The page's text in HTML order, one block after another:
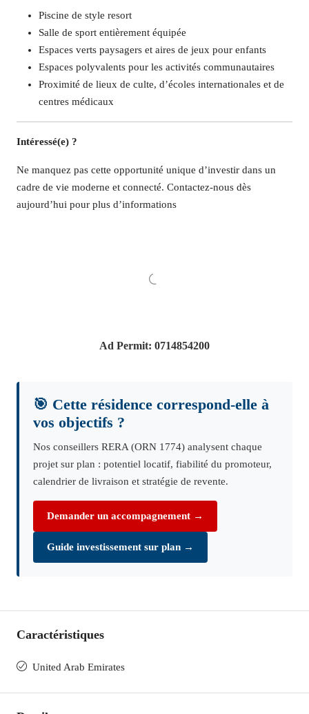
Piscine de style resort​
Salle de sport entièrement équipée​
Espaces verts paysagers et aires de jeux pour enfants​
Espaces polyvalents pour les activités communautaires​
Proximité de lieux de culte, d’écoles internationales et de
centres médicaux
Intéressé(e) ?
Ne manquez pas cette opportunité unique d’investir dans un
cadre de vie moderne et connecté. Contactez-nous dès
aujourd’hui pour plus d’informations
Ad Permit: 0714854200
🎯 Cette résidence correspond-elle à
vos objectifs ?
Nos conseillers RERA (ORN 1774) analysent chaque
projet sur plan : potentiel locatif, fiabilité du promoteur,
calendrier de livraison et stratégie de revente.
Demander un accompagnement →
Guide investissement sur plan →
Caractéristiques
United Arab Emirates